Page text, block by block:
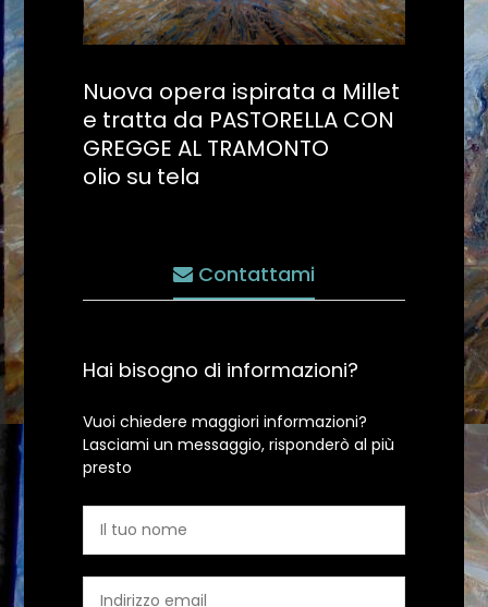
Nuova opera ispirata a Millet
e tratta da PASTORELLA CON
GREGGE AL TRAMONTO
olio su tela
Contattami
Hai bisogno di informazioni?
Vuoi chiedere maggiori informazioni?
Lasciami un messaggio, risponderò al più
presto